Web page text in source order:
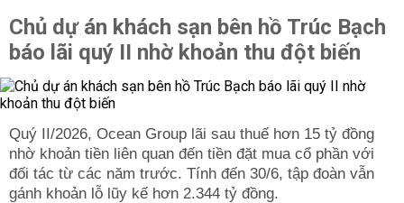
Chủ dự án khách sạn bên hồ Trúc Bạch
báo lãi quý II nhờ khoản thu đột biến
Quý II/2026, Ocean Group lãi sau thuế hơn 15 tỷ đồng
nhờ khoản tiền liên quan đến tiền đặt mua cổ phần với
đối tác từ các năm trước. Tính đến 30/6, tập đoàn vẫn
gánh khoản lỗ lũy kế hơn 2.344 tỷ đồng.